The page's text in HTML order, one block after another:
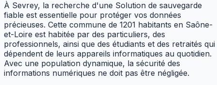
À Sevrey, la recherche d'une Solution de sauvegarde
fiable est essentielle pour protéger vos données
précieuses. Cette commune de 1201 habitants en Saône-
et-Loire est habitée par des particuliers, des
professionnels, ainsi que des étudiants et des retraités qui
dépendent de leurs appareils informatiques au quotidien.
Avec une population dynamique, la sécurité des
informations numériques ne doit pas être négligée.